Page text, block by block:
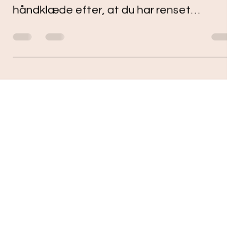
5 Vigtige råd: Vask hænder, inden du
dit ansigt. Husk altid at bruge et rent